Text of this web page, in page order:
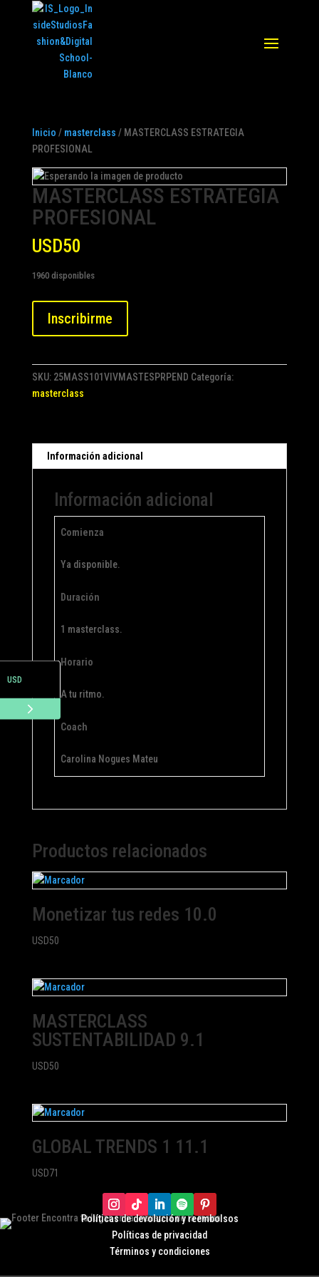
Inicio / masterclass / MASTERCLASS ESTRATEGIA
PROFESIONAL
MASTERCLASS ESTRATEGIA
PROFESIONAL
USD50
1960 disponibles
ESTRATEGIA
Inscribirme
SKU: 25MASS101VIVMASTESPRPEND Categoría:
masterclass
Información adicional
Información adicional
Comienza
Ya disponible.
Duración
1 masterclass.
Horario
A tu ritmo.
Coach
Carolina Nogues Mateu
Productos relacionados
Monetizar tus redes 10.0
USD50
MASTERCLASS
SUSTENTABILIDAD 9.1
USD50
GLOBAL TRENDS 1 11.1
USD71
Políticas de devolución y reembolsos
Políticas de privacidad
Términos y condiciones
USD